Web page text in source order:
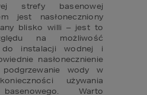
strefy basenowej
jest nasłoneczniony
blisko willi – jest to
na możliwość
do instalacji wodnej i
nasłonecznienie
wody w
używania
Warto